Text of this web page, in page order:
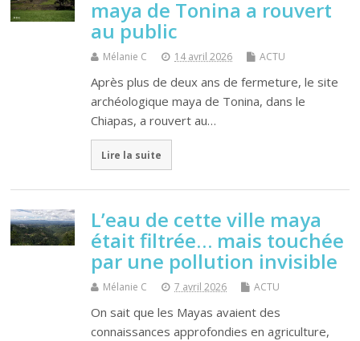
maya de Tonina a rouvert
au public
Mélanie C 14 avril 2026 ACTU
Après plus de deux ans de fermeture, le site
archéologique maya de Tonina, dans le
Chiapas, a rouvert au…
Lire la suite
L’eau de cette ville maya
était filtrée… mais touchée
par une pollution invisible
Mélanie C 7 avril 2026 ACTU
On sait que les Mayas avaient des
connaissances approfondies en agriculture,